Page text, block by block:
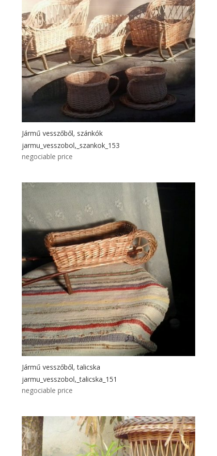
Jármű vesszőből, szánkók
jarmu_vesszobol,_szankok_153
negociable price
Jármű vesszőből, talicska
jarmu_vesszobol,_talicska_151
negociable price